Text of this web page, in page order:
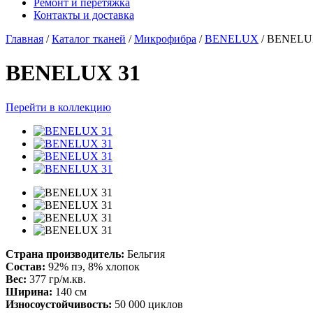
Ремонт и перетяжка
Контакты и доставка
Главная / Каталог тканей / Микрофибра / BENELUX /
BENELUX 31
Перейти в коллекцию
Страна производитель: Бельгия
Состав: 92% пэ, 8% хлопок
Вес: 377 гр/м.кв.
Ширина: 140 см
Износоустойчивость: 50 000 циклов